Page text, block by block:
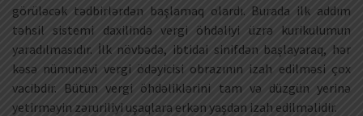
görüləcək tədbirlərdən başlamaq olardı. Burada ilk addım
təhsil sistemi daxilində vergi öhdəliyi üzrə kurikulumun
yaradılmasıdır. İlk növbədə, ibtidai sinifdən başlayaraq, hər
kəsə nümunəvi vergi ödəyicisi obrazının izah edilməsi çox
vacibdir. Bütün vergi öhdəliklərini tam və düzgün yerinə
yetirməyin zəruriliyi uşaqlara erkən yaşdan izah edilməlidir.